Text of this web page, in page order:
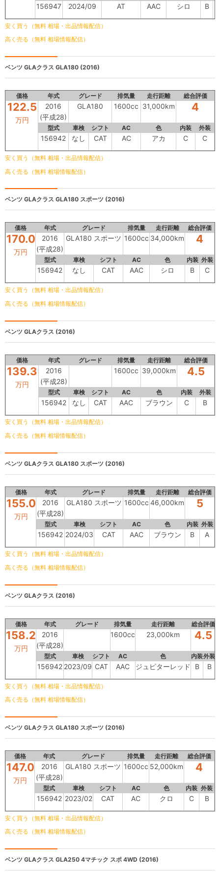
156947 2024/09 AT AAC シロ B
安く買う（無料 相場・出品情報配信）
高く売る（無料 相場情報配信）
ベンツ GLAクラス GLA180 (2016)
価格 年式 グレード 排気量 走行距離 総合評価
122.5
万円
2016
(平成28)
GLA180 1600cc 31,000km 4
型式 車検 シフト AC 色 内装 外装
156942 なし CAT AC アカ C C
安く買う（無料 相場・出品情報配信）
高く売る（無料 相場情報配信）
ベンツ GLAクラス GLA180 スポーツ (2016)
価格 年式 グレード 排気量 走行距離 総合評価
170.0
万円
2016
(平成28)
GLA180 スポーツ 1600cc 34,000km 4
型式 車検 シフト AC 色 内装 外装
156942 なし CAT AAC シロ B C
安く買う（無料 相場・出品情報配信）
高く売る（無料 相場情報配信）
ベンツ GLAクラス (2016)
価格 年式 グレード 排気量 走行距離 総合評価
139.3
万円
2016
(平成28)
1600cc 39,000km 4.5
型式 車検 シフト AC 色 内装 外装
156942 なし CAT AAC ブラウン C B
安く買う（無料 相場・出品情報配信）
高く売る（無料 相場情報配信）
ベンツ GLAクラス GLA180 スポーツ (2016)
価格 年式 グレード 排気量 走行距離 総合評価
155.0
万円
2016
(平成28)
GLA180 スポーツ 1600cc 46,000km 5
型式 車検 シフト AC 色 内装 外装
156942 2024/03 CAT AAC ブラウン B A
安く買う（無料 相場・出品情報配信）
高く売る（無料 相場情報配信）
ベンツ GLAクラス (2016)
価格 年式 グレード 排気量 走行距離 総合評価
158.2
万円
2016
(平成28)
1600cc 23,000km 4.5
型式 車検 シフト AC 色 内装外装
156942 2023/09 CAT AAC ジュピターレッド B B
安く買う（無料 相場・出品情報配信）
高く売る（無料 相場情報配信）
ベンツ GLAクラス GLA180 スポーツ (2016)
価格 年式 グレード 排気量 走行距離 総合評価
147.0
万円
2016
(平成28)
GLA180 スポーツ 1600cc 52,000km 4
型式 車検 シフト AC 色 内装 外装
156942 2023/02 CAT AC クロ C B
安く買う（無料 相場・出品情報配信）
高く売る（無料 相場情報配信）
ベンツ GLAクラス GLA250 4マチック スポ 4WD (2016)